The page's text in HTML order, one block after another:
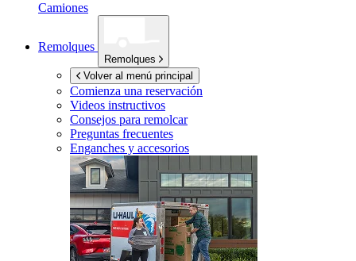
Camiones
Remolques
Remolques
Volver al menú principal
Comienza una reservación
Videos instructivos
Consejos para remolcar
Preguntas frecuentes
Enganches y accesorios